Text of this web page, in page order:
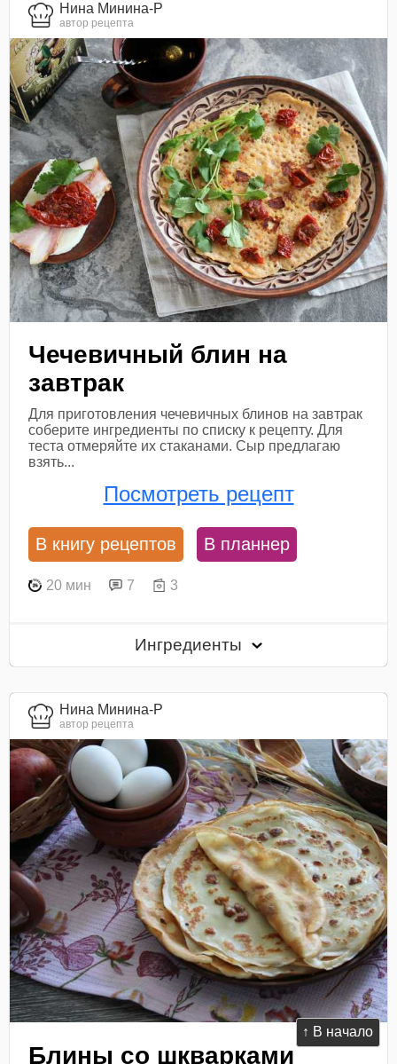
↑ В начало
Нина Минина-Р
автор рецепта
Чечевичный блин на
завтрак
Для приготовления чечевичных блинов на завтрак
соберите ингредиенты по списку к рецепту. Для
теста отмеряйте их стаканами. Сыр предлагаю
взять...
Посмотреть рецепт
В книгу рецептов В планнер
20 мин 7 3
Ингредиенты
Нина Минина-Р
автор рецепта
Блины со шкварками